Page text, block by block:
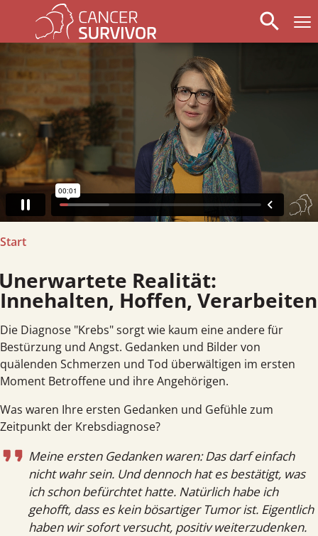
search
arrow_left
Start
Realität:
Innehalten, Hoffen, Verarbeiten
Die Diagnose "Krebs" sorgt wie kaum eine andere für
Bestürzung und Angst. Gedanken und Bilder von
quälenden Schmerzen und Tod über­wältigen im ersten
Moment Betroffene und ihre Angehörigen.
Was waren Ihre ersten Gedanken und Gefühle zum
Zeitpunkt der Krebsdiagnose?
Meine ersten Gedanken waren: Das darf einfach
nicht wahr sein. Und dennoch hat es bestätigt, was
ich schon befürchtet hatte. Natürlich habe ich
gehofft, dass es kein bösartiger Tumor ist. Eigentlich
haben wir sofort versucht, positiv weiterzudenken.